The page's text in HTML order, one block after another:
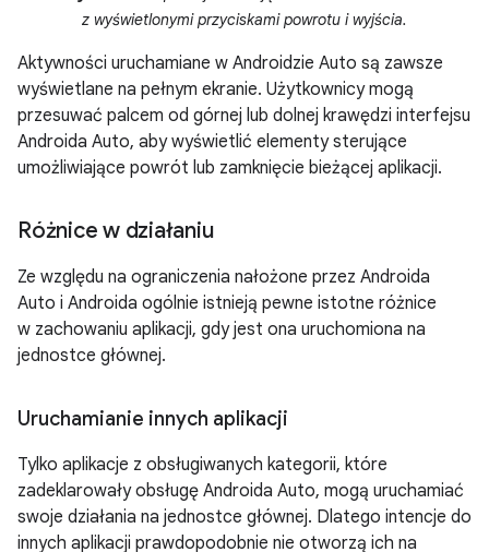
z wyświetlonymi przyciskami powrotu i wyjścia.
Aktywności uruchamiane w Androidzie Auto są zawsze
wyświetlane na pełnym ekranie. Użytkownicy mogą
przesuwać palcem od górnej lub dolnej krawędzi interfejsu
Androida Auto, aby wyświetlić elementy sterujące
umożliwiające powrót lub zamknięcie bieżącej aplikacji.
Różnice w działaniu
Ze względu na ograniczenia nałożone przez Androida
Auto i Androida ogólnie istnieją pewne istotne różnice
w zachowaniu aplikacji, gdy jest ona uruchomiona na
jednostce głównej.
Uruchamianie innych aplikacji
Tylko aplikacje z obsługiwanych kategorii, które
zadeklarowały obsługę Androida Auto, mogą uruchamiać
swoje działania na jednostce głównej. Dlatego intencje do
innych aplikacji prawdopodobnie nie otworzą ich na